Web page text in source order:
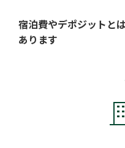
宿泊費やデポジットと
あります